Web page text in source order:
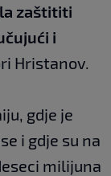
zaštititi
i
Hristanov.
gdje je
i gdje su na
milijuna